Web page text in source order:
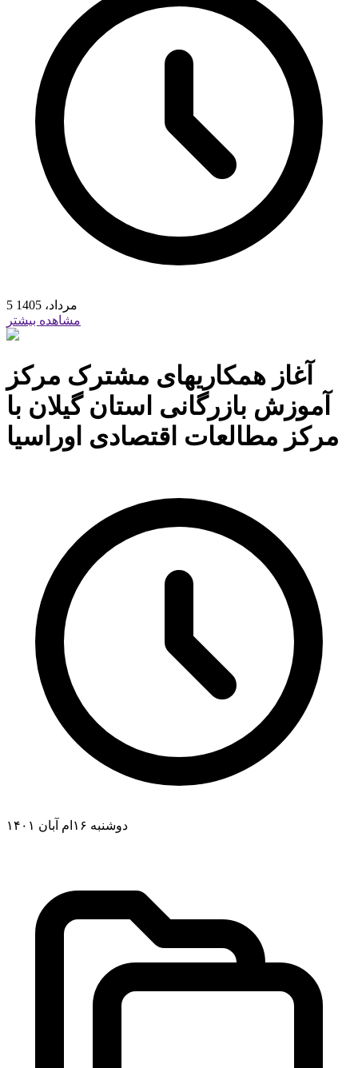
5 مرداد، 1405
مشاهده بیشتر
آغاز همکاریهای مشترک مرکز
آموزش بازرگانی استان گیلان با
مرکز مطالعات اقتصادی اوراسیا
دوشنبه ۱۶ام آبان ۱۴۰۱